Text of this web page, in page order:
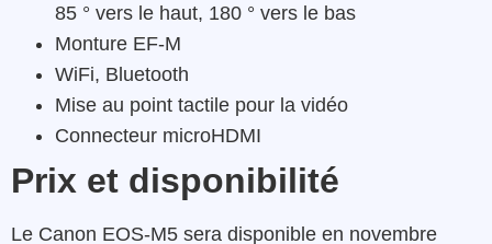
85 ° vers le haut, 180 ° vers le bas
Monture EF-M
WiFi, Bluetooth
Mise au point tactile pour la vidéo
Connecteur microHDMI
Prix et disponibilité
Le Canon EOS-M5 sera disponible en novembre